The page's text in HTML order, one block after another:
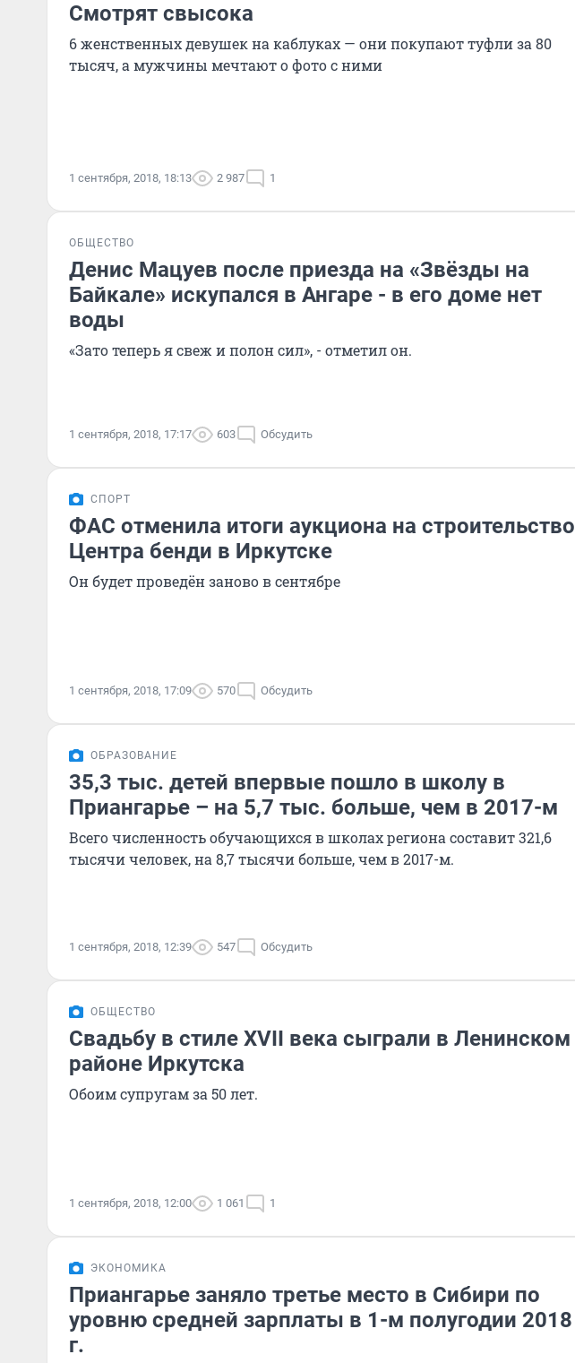
Смотрят свысока
6 женственных девушек на каблуках — они покупают туфли за 80
тысяч, а мужчины мечтают о фото с ними
1 сентября, 2018, 18:13 2 987 1
ОБЩЕСТВО
Денис Мацуев после приезда на «Звёзды на
Байкале» искупался в Ангаре - в его доме нет
воды
«Зато теперь я свеж и полон сил», - отметил он.
1 сентября, 2018, 17:17 603 Обсудить
СПОРТ
ФАС отменила итоги аукциона на строительство
Центра бенди в Иркутске
Он будет проведён заново в сентябре
1 сентября, 2018, 17:09 570 Обсудить
ОБРАЗОВАНИЕ
35,3 тыс. детей впервые пошло в школу в
Приангарье – на 5,7 тыс. больше, чем в 2017-м
Всего численность обучающихся в школах региона составит 321,6
тысячи человек, на 8,7 тысячи больше, чем в 2017-м.
1 сентября, 2018, 12:39 547 Обсудить
ОБЩЕСТВО
Свадьбу в стиле XVII века сыграли в Ленинском
районе Иркутска
Обоим супругам за 50 лет.
1 сентября, 2018, 12:00 1 061 1
ЭКОНОМИКА
Приангарье заняло третье место в Сибири по
уровню средней зарплаты в 1-м полугодии 2018
г.